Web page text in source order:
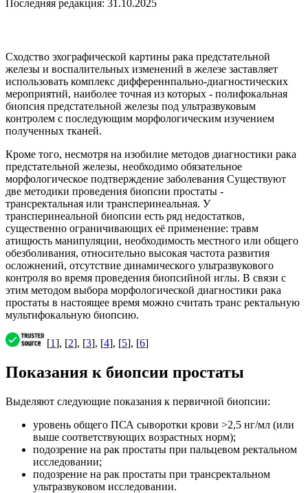
Последняя редакция: 31.10.2025
Сходство эхографической картины рака предстательной
железы и воспалительных изменений в железе заставляет
использовать комплекс дифференнпально-диагностических
мероприятий, наиболее точная из которых - полифокальная
биопсия предстательной железы под ультразвуковым
контролем с последующим морфологическим изучением
полученных тканей.
Кроме того, несмотря на изобилие методов диагностики рака
предстательной железы, необходимо обязательное
морфологическое подтверждение заболевания Существуют
две методики проведения биопсии простаты -
трансректальная или трансперинеальная. У
трансперинеальной биопсии есть ряд недостатков,
существенно ограничивающих её применение: травм
атищюсть манипуляции, необходимость местного или общего
обезболивания, относительно высокая частота развития
осложнений, отсутствие динамического ультразвукового
контроля во время проведения биопсийной иглы. В связи с
этим методом выбора морфологической диагностики рака
простаты в настоящее время можно считать транс ректальную
мультифокальную биопсию.
[1], [2], [3], [4], [5], [6]
Показания к биопсии простаты
Выделяют следующие показания к первичной биопсии:
уровень общего ПСА сыворотки крови >2,5 нг/мл (или
выше соответствующих возрастных норм);
подозрение на рак простаты при пальцевом ректальном
исследовании;
подозрение на рак простаты при трансректальном
ультразвуковом исследовании.